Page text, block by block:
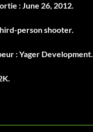
:June 26, 2012.
person shooter.
:Yager Development.